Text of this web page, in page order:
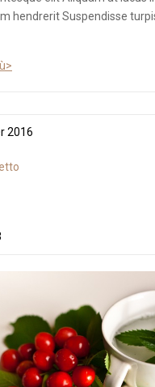
hendrerit Suspendisse
2016